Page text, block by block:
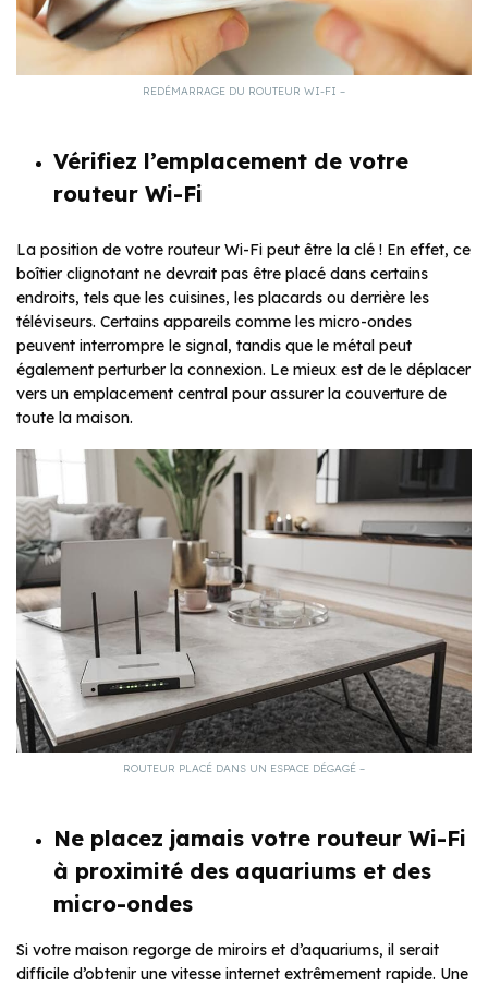
REDÉMARRAGE DU ROUTEUR WI-FI –
Vérifiez l’emplacement de votre
routeur Wi-Fi
La position de votre routeur Wi-Fi peut être la clé ! En effet, ce
boîtier clignotant ne devrait pas être placé dans certains
endroits, tels que les cuisines, les placards ou derrière les
téléviseurs. Certains appareils comme les micro-ondes
peuvent interrompre le signal, tandis que le métal peut
également perturber la connexion. Le mieux est de le déplacer
vers un emplacement central pour assurer la couverture de
toute la maison.
ROUTEUR PLACÉ DANS UN ESPACE DÉGAGÉ –
Ne placez jamais votre routeur Wi-Fi
à proximité des aquariums et des
micro-ondes
Si votre maison regorge de miroirs et d’aquariums, il serait
difficile d’obtenir une vitesse internet extrêmement rapide. Une